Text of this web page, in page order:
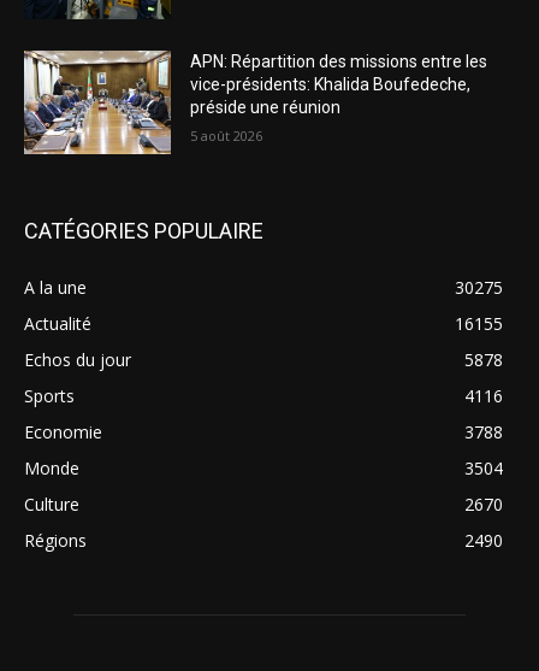
APN: Répartition des missions entre les
vice-présidents: Khalida Boufedeche,
préside une réunion
5 août 2026
CATÉGORIES POPULAIRE
A la une
30275
Actualité
16155
Echos du jour
5878
Sports
4116
Economie
3788
Monde
3504
Culture
2670
Régions
2490